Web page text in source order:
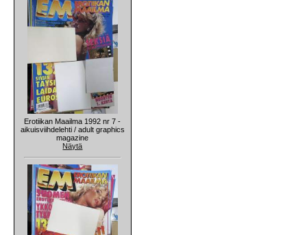
Erotiikan Maailma 1992 nr 7 -
aikuisviihdelehti / adult graphics
magazine
Näytä